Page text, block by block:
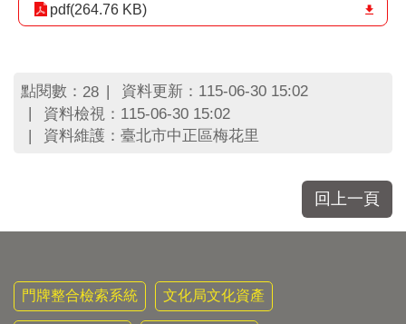
pdf(264.76 KB)
點閱數： 28
資料更新：115-06-30 15:02
資料檢視：115-06-30 15:02
資料維護：臺北市中正區梅花里
回上一頁
門牌整合檢索系統 文化局文化資產